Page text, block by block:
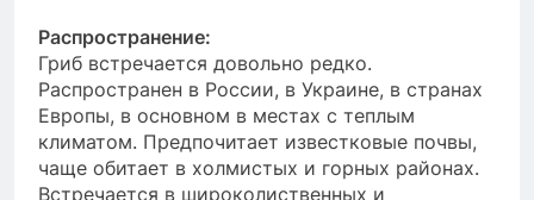
Распространение:
Гриб встречается довольно редко.
Распространен в России, в Украине, в странах
Европы, в основном в местах с теплым
климатом. Предпочитает известковые почвы,
чаще обитает в холмистых и горных районах.
Встречается в широколиственных и